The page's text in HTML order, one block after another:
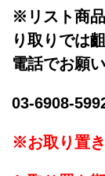
※リスト商
り取りでは
電話でお願
03-6908-
※お取り置